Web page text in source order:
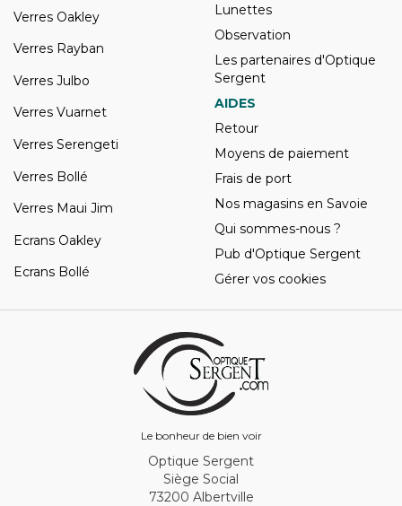
Le bonheur de bien voir
Verres Oakley
Verres Rayban
Verres Julbo
Verres Vuarnet
Verres Serengeti
Verres Bollé
Verres Maui Jim
Ecrans Oakley
Ecrans Bollé
Lunettes
Observation
Les partenaires d'Optique
Sergent
AIDES
Retour
Moyens de paiement
Frais de port
Nos magasins en Savoie
Qui sommes-nous ?
Pub d'Optique Sergent
Gérer vos cookies
Optique Sergent
Siège Social
73200 Albertville